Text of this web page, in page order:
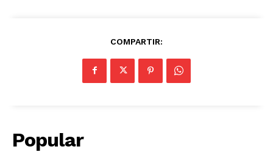
COMPARTIR:
Popular